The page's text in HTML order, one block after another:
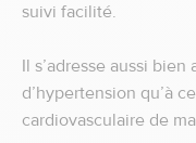
suivi facilité.
Il s’adresse aussi
d’hypertension qu’à
cardiovasculaire de